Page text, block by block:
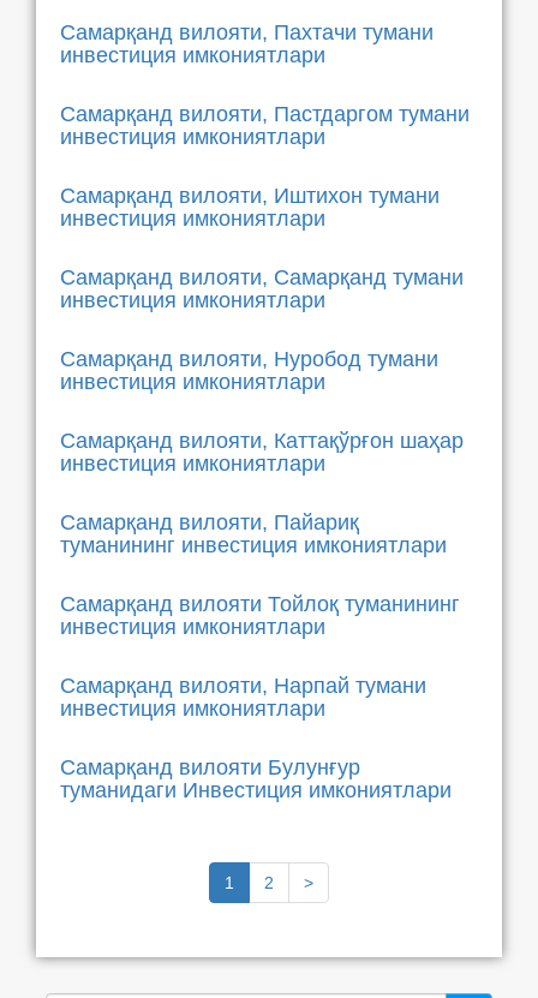
Самарқанд вилояти, Пахтачи тумани
инвестиция имкониятлари
Самарқанд вилояти, Пастдаргом тумани
инвестиция имкониятлари
Самарқанд вилояти, Иштихон тумани
инвестиция имкониятлари
Самарқанд вилояти, Самарқанд тумани
инвестиция имкониятлари
Самарқанд вилояти, Нуробод тумани
инвестиция имкониятлари
Самарқанд вилояти, Каттақўрғон шаҳар
инвестиция имкониятлари
Самарқанд вилояти, Пайариқ
туманининг инвестиция имкониятлари
Самарқанд вилояти Тойлоқ туманининг
инвестиция имкониятлари
Самарқанд вилояти, Нарпай тумани
инвестиция имкониятлари
Самарқанд вилояти Булунғур
туманидаги Инвестиция имкониятлари
1 2 >